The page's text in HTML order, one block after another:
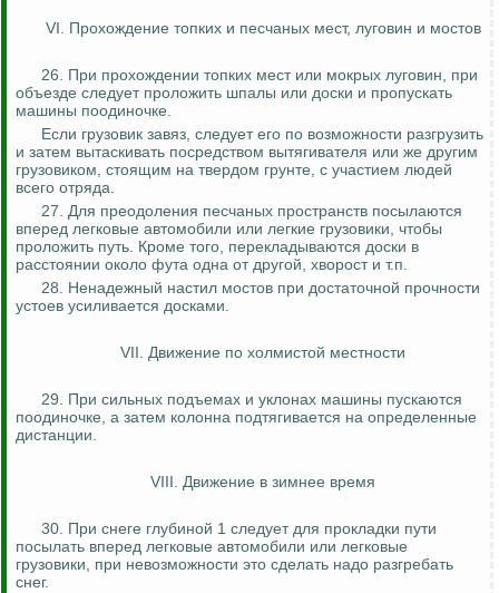
VI. Прохождение топких и песчаных мест, луговин и мостов
26. При прохождении топких мест или мокрых луговин, при
объезде следует проложить шпалы или доски и пропускать
машины поодиночке.
Если грузовик завяз, следует его по возможности разгрузить
и затем вытаскивать посредством вытягивателя или же другим
грузовиком, стоящим на твердом грунте, с участием людей
всего отряда.
27. Для преодоления песчаных пространств посылаются
вперед легковые автомобили или легкие грузовики, чтобы
проложить путь. Кроме того, перекладываются доски в
расстоянии около фута одна от другой, хворост и т.п.
28. Ненадежный настил мостов при достаточной прочности
устоев усиливается досками.
VII. Движение по холмистой местности
29. При сильных подъемах и уклонах машины пускаются
поодиночке, а затем колонна подтягивается на определенные
дистанции.
VIII. Движение в зимнее время
30. При снеге глубиной 1 следует для прокладки пути
посылать вперед легковые автомобили или легковые
грузовики, при невозможности это сделать надо разгребать
снег.